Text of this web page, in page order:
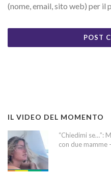
(nome, email, sito web) per il
IL VIDEO DEL MOMENTO
“Chiedimi se…”:
con due mamme